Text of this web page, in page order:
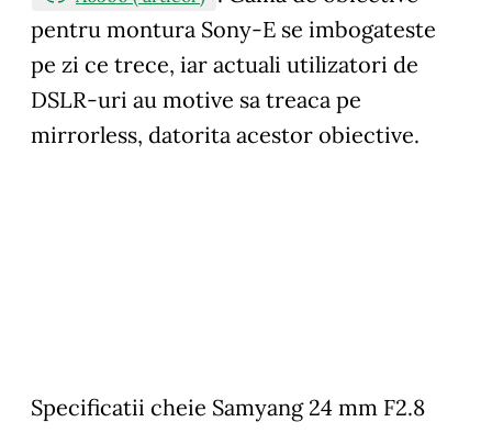
pentru montura Sony-E se imbogateste
pe zi ce trece, iar actuali utilizatori de
DSLR-uri au motive sa treaca pe
mirrorless, datorita acestor obiective.
Specificatii cheie Samyang 24 mm F2.8